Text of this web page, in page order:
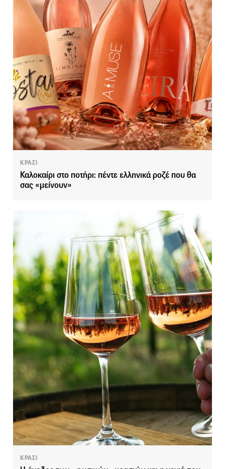
ΚΡΑΣΙ
Καλοκαίρι στο ποτήρι: πέντε ελληνικά ροζέ που θα
σας «μείνουν»
ΚΡΑΣΙ